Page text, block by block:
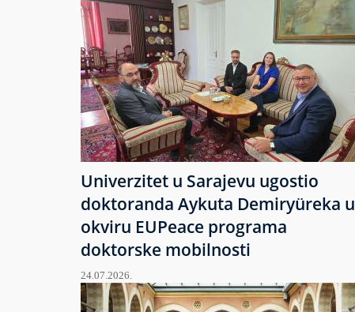
Univerzitet u Sarajevu ugostio
doktoranda Aykuta Demiryüreka u
okviru EUPeace programa
doktorske mobilnosti
24.07.2026.